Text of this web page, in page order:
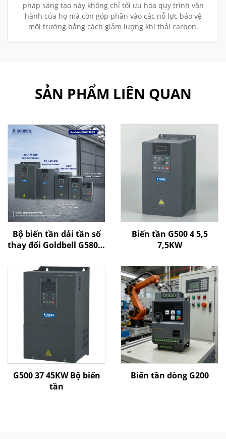
pháp sáng tạo này không chỉ tối ưu hóa quy trình vận
hành của họ mà còn góp phần vào các nỗ lực bảo vệ
môi trường bằng cách giảm lượng khí thải carbon.
SẢN PHẨM LIÊN QUAN
Bộ biến tần dải tần số
thay đổi Goldbell G580M
khiển V/F và điều khiển
vector | Bộ biến tần
được chứng nhận CE
Biến tần G500 4 5,5
7,5KW
G500 37 45KW Bộ biến
tần
Biến tần dòng G200